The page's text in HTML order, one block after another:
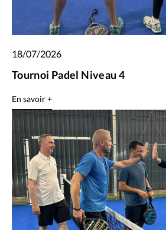
18/07/2026
Tournoi Padel Niveau 4
En savoir +